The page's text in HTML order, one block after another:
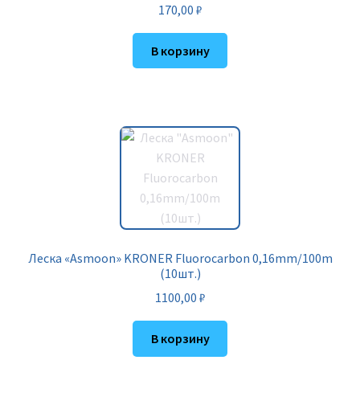
170,00 ₽
В корзину
Леска «Asmoon» KRONER Fluorocarbon 0,16mm/100m
(10шт.)
1100,00 ₽
В корзину